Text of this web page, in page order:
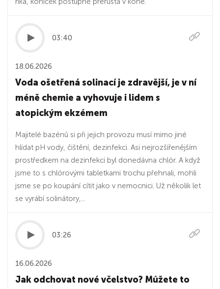
03:40
18.06.2026
Voda ošetřená solinací je zdravější, je v ní
méně chemie a vyhovuje i lidem s
atopickým ekzémem
Majitelé bazénů si při jejich provozu musí mimo jiné
hlídat pH vody, čištění, dezinfekci. Asi nejrozšířenějším
prostředkem na dezinfekci byl donedávna chlór. A když
jsme to s chlórovými tabletkami trochu přehnali, mohli
jsme se po koupání cítit jako v nemocnici. Už několik let
se vyrábí solinátory,...
03:26
16.06.2026
Jak odchovat nové včelstvo? Můžete to